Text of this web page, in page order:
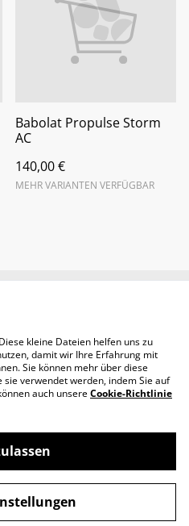
Babolat Propulse Storm
AC
140,00 €
MEHR VARIANTEN VERFÜGBAR
Privacy Policy
Policy
powered by
kleine Dateien helfen uns zu
damit wir Ihre Erfahrung mit
Sie können mehr über diese
verwendet werden, indem Sie auf
auch unsereCookie-Richtlinie